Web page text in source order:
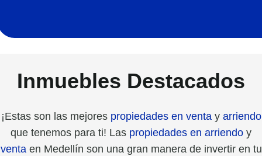
Inmuebles Destacados
¡Estas son las mejores propiedades en ventayarriendo
que tenemos para ti! Las propiedades en arriendo y
ventaen Medellín son una gran manera de invertir en tu